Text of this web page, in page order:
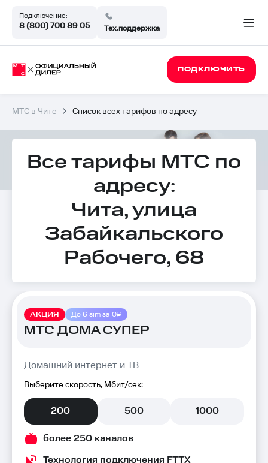
Подключение:
8 (800) 700 89 05 Тех.поддержка
ПОДКЛЮЧИТЬ
МТС в Чите Список всех тарифов по адресу
Все тарифы МТС по
адресу:
Чита, улица
Забайкальского
Рабочего, 68
АКЦИЯ До 6 sim за 0₽
МТС ДОМА СУПЕР
Домашний интернет и ТВ
Выберите скорость, Мбит/сек:
200 500 1000
более 250 каналов
Технология подключения FTTX